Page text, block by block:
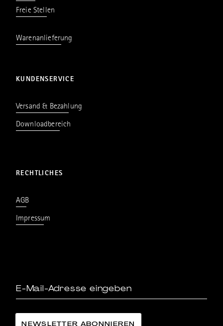
Freie Stellen
Warenanlieferung
KUNDENSERVICE
Versand & Bezahlung
Downloadbereich
RECHTLICHES
AGB
Impressum